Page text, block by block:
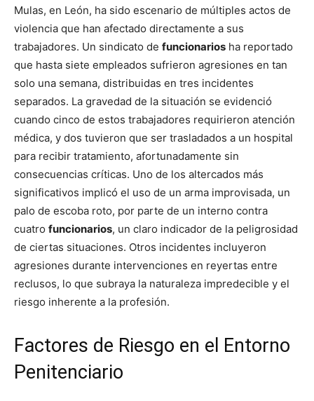
Mulas, en León, ha sido escenario de múltiples actos de
violencia que han afectado directamente a sus
trabajadores. Un sindicato de funcionarios ha reportado
que hasta siete empleados sufrieron agresiones en tan
solo una semana, distribuidas en tres incidentes
separados. La gravedad de la situación se evidenció
cuando cinco de estos trabajadores requirieron atención
médica, y dos tuvieron que ser trasladados a un hospital
para recibir tratamiento, afortunadamente sin
consecuencias críticas. Uno de los altercados más
significativos implicó el uso de un arma improvisada, un
palo de escoba roto, por parte de un interno contra
cuatro funcionarios, un claro indicador de la peligrosidad
de ciertas situaciones. Otros incidentes incluyeron
agresiones durante intervenciones en reyertas entre
reclusos, lo que subraya la naturaleza impredecible y el
riesgo inherente a la profesión.
Factores de Riesgo en el Entorno
Penitenciario